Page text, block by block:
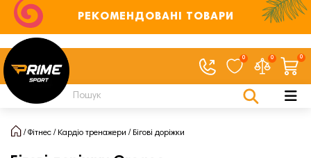
РЕКОМЕНДОВАНІ ТОВАРИ
0 0 0
Фітнес Кардіо тренажери Бігові доріжки